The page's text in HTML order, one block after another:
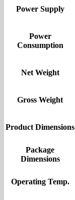
Power Supply
Power
Consumption
Net Weight
Gross Weight
Product Dimensions
Package
Dimensions
Operating Temp.